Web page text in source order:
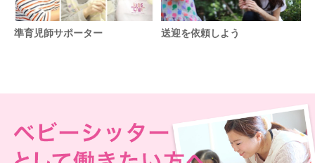
準育児師サポーター 送迎を依頼しよう